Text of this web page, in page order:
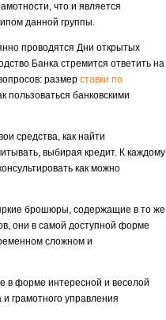
что и является
данной группы.
проводятся Дни открытых
Банка стремится ответить на
размер ставки по
пользоваться банковскими
средства, как найти
выбирая кредит. К каждому
как можно
брошюры, содержащие в то же
они в самой доступной форме
сложном и
в форме интересной и веселой
грамотного управления